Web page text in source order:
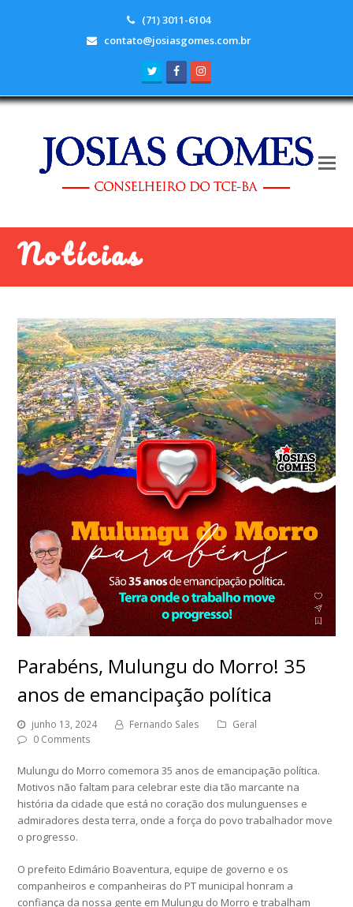
(71) 3011-6104
contato@josiasgomes.com.br
TwitterFacebook
Notícias
Parabéns, Mulungu do Morro! 35
anos de emancipação política
junho 13, 2024 Fernando Sales
Geral
0 Comments
Mulungu do Morro comemora 35 anos de emancipação política.
Motivos não faltam para celebrar este dia tão marcante na
história da cidade que está no coração dos mulunguenses e
admiradores desta terra, onde a força do povo trabalhador move
o progresso.
O prefeito Edimário Boaventura, equipe de governo e os
companheiros e companheiras do PT municipal honram a
confiança da nossa gente em Mulungu do Morro e trabalham